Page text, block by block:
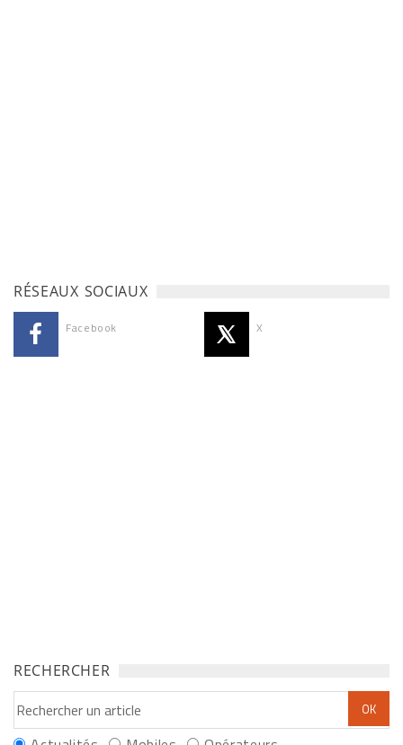
RÉSEAUX SOCIAUX
Facebook X
RECHERCHER